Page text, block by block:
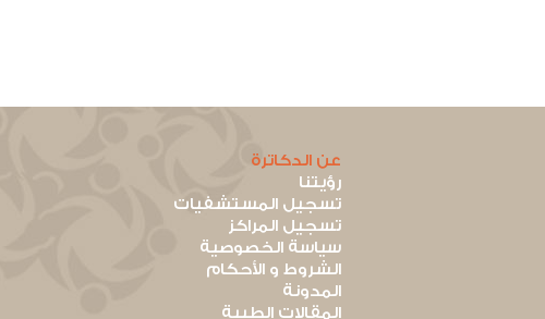
عن الدكاترة
رؤيتنا
تسجيل المستشفيات
تسجيل المراكز
سياسة الخصوصية
الشروط و الأحكام
المدونة
المقالات الطبية